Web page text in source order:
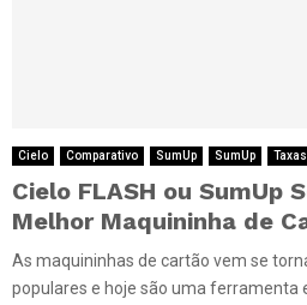
Cielo Comparativo SumUp SumUp Taxas
Cielo FLASH ou SumUp
Melhor Maquininha de
As maquininhas de cartão vem se
populares e hoje são uma ferramenta